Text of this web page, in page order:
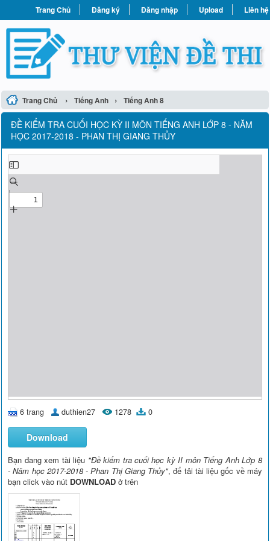
Trang Chủ Đăng ký Đăng nhập Upload Liên hệ
Trang Chủ › Tiếng Anh › Tiếng Anh 8
ĐỀ KIỂM TRA CUỐI HỌC KỲ II MÔN TIẾNG ANH LỚP 8 - NĂM
HỌC 2017-2018 - PHAN THỊ GIANG THỦY
6 trang duthien27 1278 0
Download
Bạn đang xem tài liệu "Đề kiểm tra cuối học kỳ II môn Tiếng Anh Lớp 8
- Năm học 2017-2018 - Phan Thị Giang Thủy", để tải tài liệu gốc về máy
bạn click vào nút DOWNLOAD ở trên